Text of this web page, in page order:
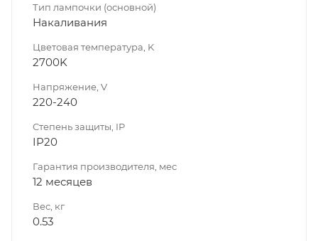
Тип лампочки (основной)
Накаливания
Цветовая температура, K
2700K
Напряжение, V
220-240
Степень защиты, IP
IP20
Гарантия производителя, мес
12 месяцев
Вес, кг
0.53